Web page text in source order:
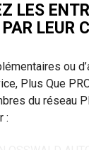
LES
LEUR
ou
Plus Que
du réseau
: